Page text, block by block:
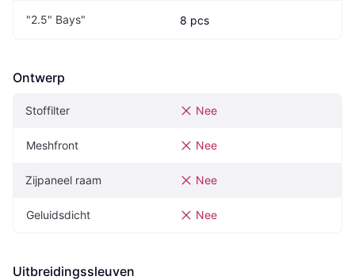
"2.5" Bays" 8 pcs
Ontwerp
Stoffilter Nee
Meshfront Nee
Zijpaneel raam Nee
Geluidsdicht Nee
Uitbreidingssleuven